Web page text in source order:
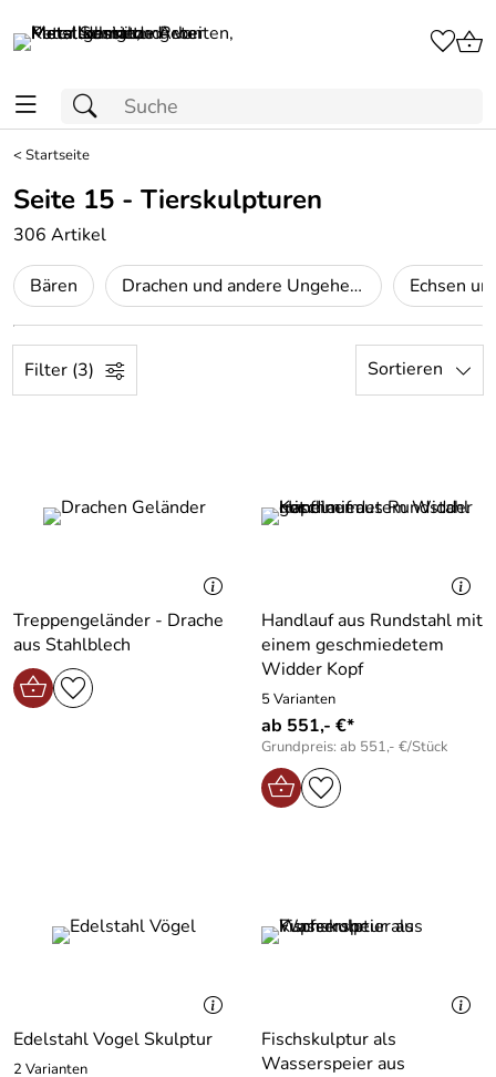
<Startseite
Seite 15 - Tierskulpturen
306 Artikel
Bären Drachen und andere Ungeheuer
Filter (3) Sortieren
Treppengeländer - Drache
aus Stahlblech
Handlauf aus Rundstahl mit
einem geschmiedetem
Widder Kopf
5 Varianten
ab 551,- €*
Grundpreis: ab 551,- €/Stück
Edelstahl Vogel Skulptur
2 Varianten
Fischskulptur als
Wasserspeier aus